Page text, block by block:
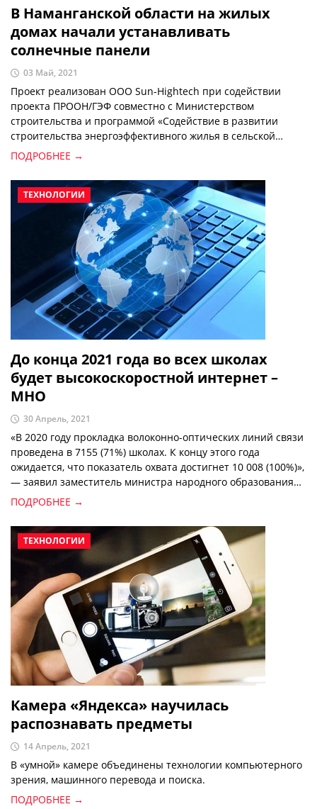
В Наманганской области на жилых
домах начали устанавливать
солнечные панели
03 Май, 2021
Проект реализован ООО Sun-Hightech при содействии
проекта ПРООН/ГЭФ совместно с Министерством
строительства и программой «Содействие в развитии
строительства энергоэффективного жилья в сельской
местности Республики Узбекистан».
ПОДРОБНЕЕ →
ТЕХНОЛОГИИ
До конца 2021 года во всех школах
будет высокоскоростной интернет –
МНО
30 Апрель, 2021
«В 2020 году прокладка волоконно-оптических линий связи
проведена в 7155 (71%) школах. К концу этого года
ожидается, что показатель охвата достигнет 10 008 (100%)»,
— заявил заместитель министра народного образования
Рустам Каримджанов.
ПОДРОБНЕЕ →
ТЕХНОЛОГИИ
Камера «Яндекса» научилась
распознавать предметы
14 Апрель, 2021
В «умной» камере объединены технологии компьютерного
зрения, машинного перевода и поиска.
ПОДРОБНЕЕ →